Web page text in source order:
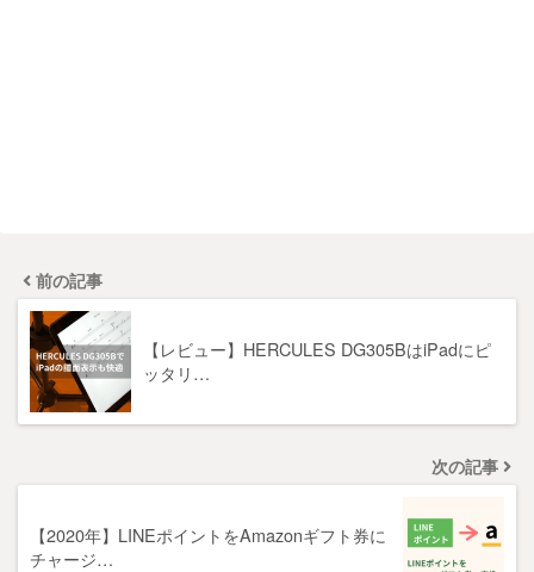
前の記事
【レビュー】HERCULES DG305BはiPadにピ
ッタリ…
次の記事
【2020年】LINEポイントをAmazonギフト券に
チャージ…